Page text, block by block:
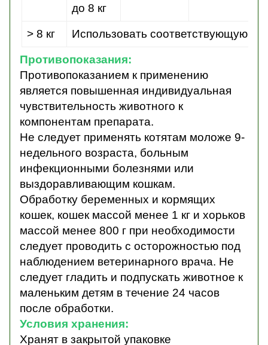
до 8 кг
> 8 кг Использовать соответствующую
Противопоказания:
Противопоказанием к применению
является повышенная индивидуальная
чувствительность животного к
компонентам препарата.
Не следует применять котятам моложе 9-
недельного возраста, больным
инфекционными болезнями или
выздоравливающим кошкам.
Обработку беременных и кормящих
кошек, кошек массой менее 1 кг и хорьков
массой менее 800 г при необходимости
следует проводить с осторожностью под
наблюдением ветеринарного врача. Не
следует гладить и подпускать животное к
маленьким детям в течение 24 часов
после обработки.
Условия хранения:
Хранят в закрытой упаковке